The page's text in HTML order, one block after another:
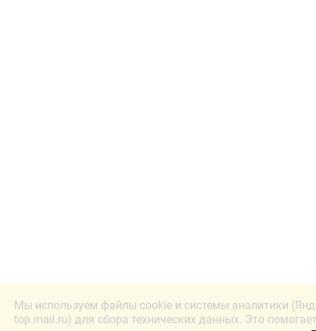
Мы используем файлы cookie и системы аналитики
top.mail.ru) для сбора технических данных. Это